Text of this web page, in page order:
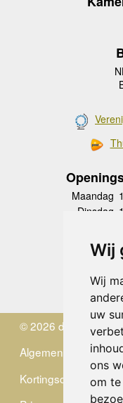
Wij
Wij
uw
ons
om
Maandag
Dinsdag
Donderdag
Vrijdag
© 2026 de Zwerver
Algemene
Kortingscode